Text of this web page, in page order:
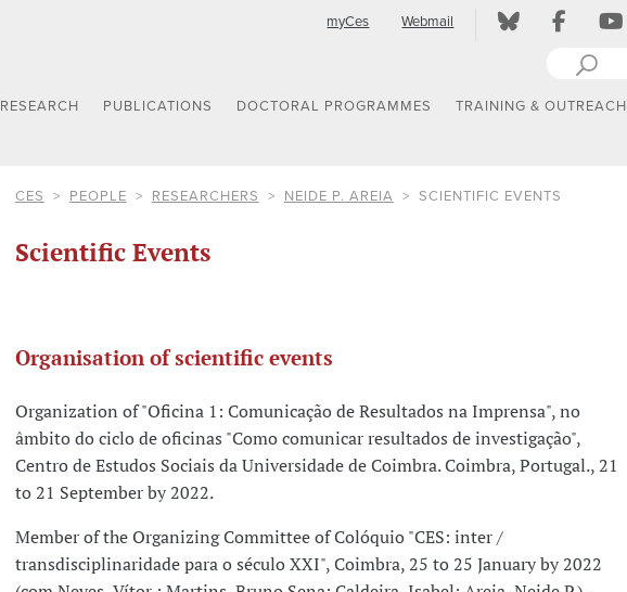
myCes Webmail
RESEARCH PUBLICATIONS DOCTORAL PROGRAMMES TRAINING & OUTREACH
CES PEOPLE RESEARCHERS NEIDE P. AREIA SCIENTIFIC EVENTS
Scientific Events
Organisation of scientific events
Organization of "Oficina 1: Comunicação de Resultados na Imprensa", no
âmbito do ciclo de oficinas "Como comunicar resultados de investigação",
Centro de Estudos Sociais da Universidade de Coimbra. Coimbra, Portugal., 21
to 21 September by 2022.
Member of the Organizing Committee of Colóquio "CES: inter /
transdisciplinaridade para o século XXI", Coimbra, 25 to 25 January by 2022